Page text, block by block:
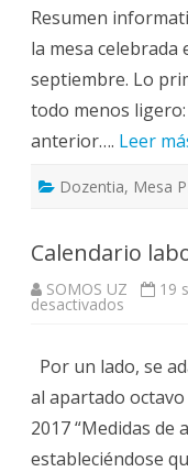
Resumen
la mesa celebrada
septiembre. Lo
todo menos
anterior…. Leer
Dozentia, Mesa
Calendario
SOMOS UZ 19
desactivados
Por un lado, se
al apartado octavo
2017 “Medidas de
estableciéndose